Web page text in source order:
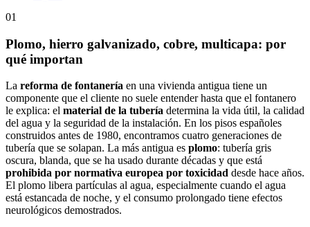
01
Plomo, hierro galvanizado, cobre, multicapa: por
qué importan
La reforma de fontanería en una vivienda antigua tiene un
componente que el cliente no suele entender hasta que el fontanero
le explica: el material de la tubería determina la vida útil, la calidad
del agua y la seguridad de la instalación. En los pisos españoles
construidos antes de 1980, encontramos cuatro generaciones de
tubería que se solapan. La más antigua es plomo: tubería gris
oscura, blanda, que se ha usado durante décadas y que está
prohibida por normativa europea por toxicidad desde hace años.
El plomo libera partículas al agua, especialmente cuando el agua
está estancada de noche, y el consumo prolongado tiene efectos
neurológicos demostrados.